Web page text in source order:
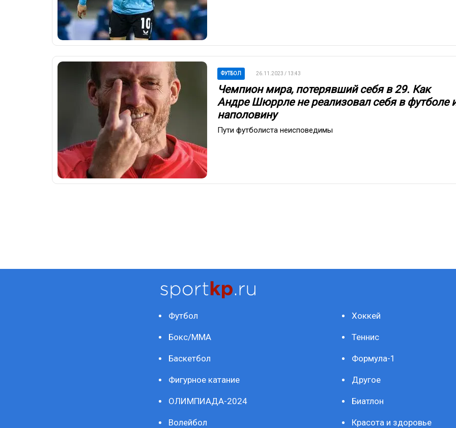
ФУТБОЛ 26.11.2023 / 13:43
Чемпион мира, потерявший себя в 29. Как
Андре Шюррле не реализовал себя в футболе
наполовину
Пути футболиста неисповедимы
Футбол Хоккей
Бокс/ММА Теннис
Баскетбол Формула-1
Фигурное катание Другое
ОЛИМПИАДА-2024 Биатлон
Волейбол Красота и здоровье